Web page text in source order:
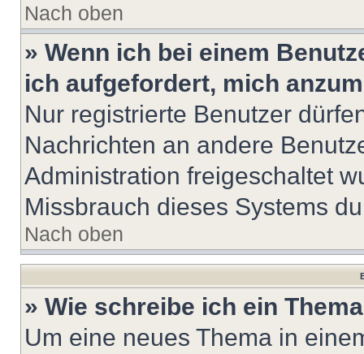
Nach oben
» Wenn ich bei einem
ich aufgefordert, mich
Nur registrierte Benutzer
Nachrichten an andere
Administration freigeschaltet
Missbrauch dieses Systems
Nach oben
» Wie schreibe ich ein
Um eine neues Thema in